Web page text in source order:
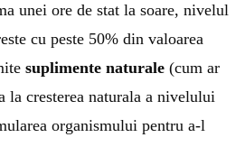
unei ore de stat la soare, nivelul
cu peste 50% din valoarea
suplimente naturale (cum ar
la cresterea naturala a nivelului
organismului pentru a-l